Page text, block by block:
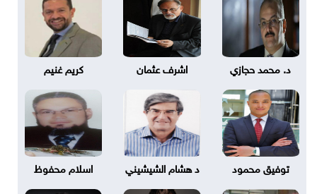
د. محمد حجازي اشرف عثمان كريم غنيم
توفيق محمود د هشام الشيشيني اسلام محفوظ